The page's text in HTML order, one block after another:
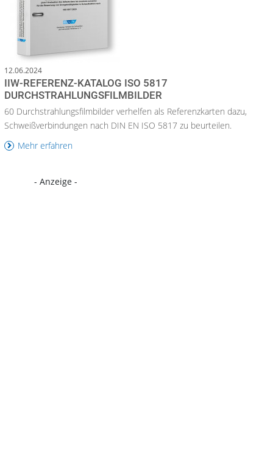
12.06.2024
IIW-REFERENZ-KATALOG ISO 5817
DURCHSTRAHLUNGSFILMBILDER
60 Durchstrahlungsfilmbilder verhelfen als Referenzkarten dazu,
Schweißverbindungen nach DIN EN ISO 5817 zu beurteilen.
Mehr erfahren
- Anzeige -